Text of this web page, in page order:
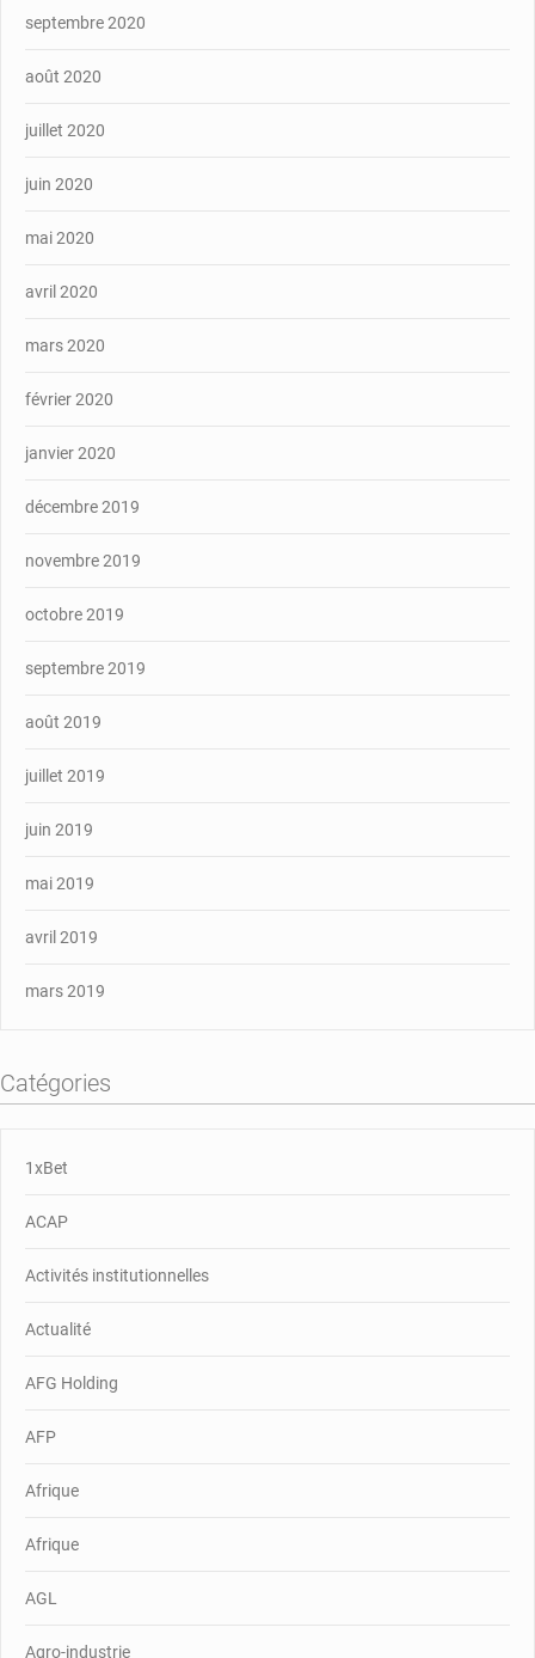
septembre 2020
août 2020
juillet 2020
juin 2020
mai 2020
avril 2020
mars 2020
février 2020
janvier 2020
décembre 2019
novembre 2019
octobre 2019
septembre 2019
août 2019
juillet 2019
juin 2019
mai 2019
avril 2019
mars 2019
Catégories
1xBet
ACAP
Activités institutionnelles
Actualité
AFG Holding
AFP
Afrique
Afrique
AGL
Agro-industrie